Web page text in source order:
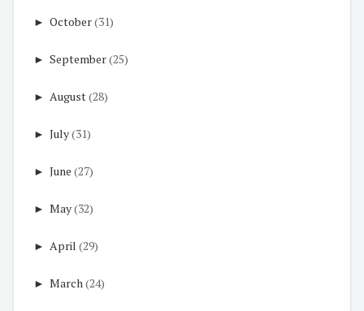
► October(31)
► September(25)
► August(28)
► July(31)
► June (27)
► May(32)
► April (29)
► March (24)